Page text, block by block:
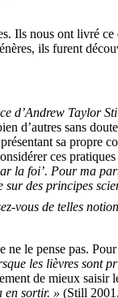
Ils nous ont livré
ils furent
d’Andrew Taylor
d’autres sans
sa propre
ces
la foi’. Pour ma
sur des principes
vous de telles
le pense pas.
les lièvres sont
de mieux saisir
en sortir. » (Still